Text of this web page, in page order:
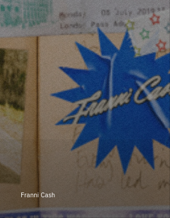
Franni Cash